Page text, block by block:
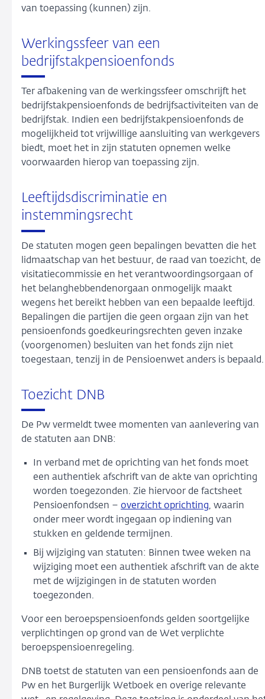
van toepassing (kunnen) zijn.
Werkingssfeer van een
bedrijfstakpensioenfonds
Ter afbakening van de werkingssfeer omschrijft het
bedrijfstakpensioenfonds de bedrijfsactiviteiten van de
bedrijfstak. Indien een bedrijfstakpensioenfonds de
mogelijkheid tot vrijwillige aansluiting van werkgevers
biedt, moet het in zijn statuten opnemen welke
voorwaarden hierop van toepassing zijn.
Leeftijdsdiscriminatie en
instemmingsrecht
De statuten mogen geen bepalingen bevatten die het
lidmaatschap van het bestuur, de raad van toezicht, de
visitatiecommissie en het verantwoordingsorgaan of
het belanghebbendenorgaan onmogelijk maakt
wegens het bereikt hebben van een bepaalde leeftijd.
Bepalingen die partijen die geen orgaan zijn van het
pensioenfonds goedkeuringsrechten geven inzake
(voorgenomen) besluiten van het fonds zijn niet
toegestaan, tenzij in de Pensioenwet anders is bepaald.
Toezicht DNB
De Pw vermeldt twee momenten van aanlevering van
de statuten aan DNB:
In verband met de oprichting van het fonds moet
een authentiek afschrift van de akte van oprichting
worden toegezonden. Zie hiervoor de factsheet
Pensioenfondsen – overzicht oprichting, waarin
onder meer wordt ingegaan op indiening van
stukken en geldende termijnen.
Bij wijziging van statuten: Binnen twee weken na
wijziging moet een authentiek afschrift van de akte
met de wijzigingen in de statuten worden
toegezonden.
Voor een beroepspensioenfonds gelden soortgelijke
verplichtingen op grond van de Wet verplichte
beroepspensioenregeling.
DNB toetst de statuten van een pensioenfonds aan de
Pw en het Burgerlijk Wetboek en overige relevante